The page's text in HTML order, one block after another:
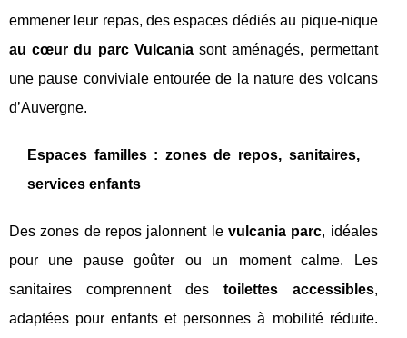
emmener leur repas, des espaces dédiés au pique-nique
au cœur du parc Vulcaniasont aménagés, permettant
une pause conviviale entourée de la nature des volcans
d’Auvergne.
Espaces familles : zones de repos, sanitaires,
services enfants
Des zones de repos jalonnent le vulcania parc, idéales
pour une pause goûter ou un moment calme. Les
sanitaires comprennent des toilettes accessibles,
adaptées pour enfants et personnes à mobilité réduite.